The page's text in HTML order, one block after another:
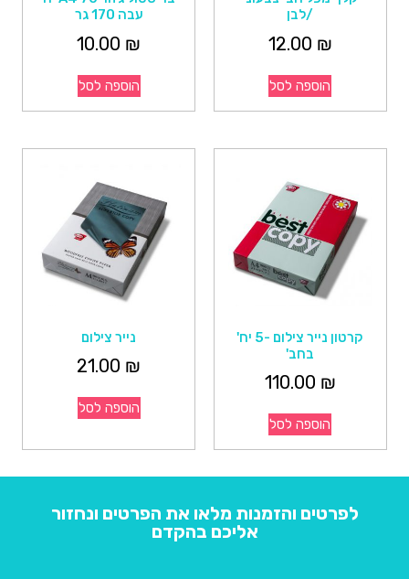
/לבן
12.00 ₪
הוספה לסל
עבה 170 גר
10.00 ₪
הוספה לסל
קרטון נייר צילום -5 יח'
בחב'
110.00 ₪
הוספה לסל
נייר צילום
21.00 ₪
הוספה לסל
לפרטים והזמנות מלאו את הפרטים ונחזור
אליכם בהקדם